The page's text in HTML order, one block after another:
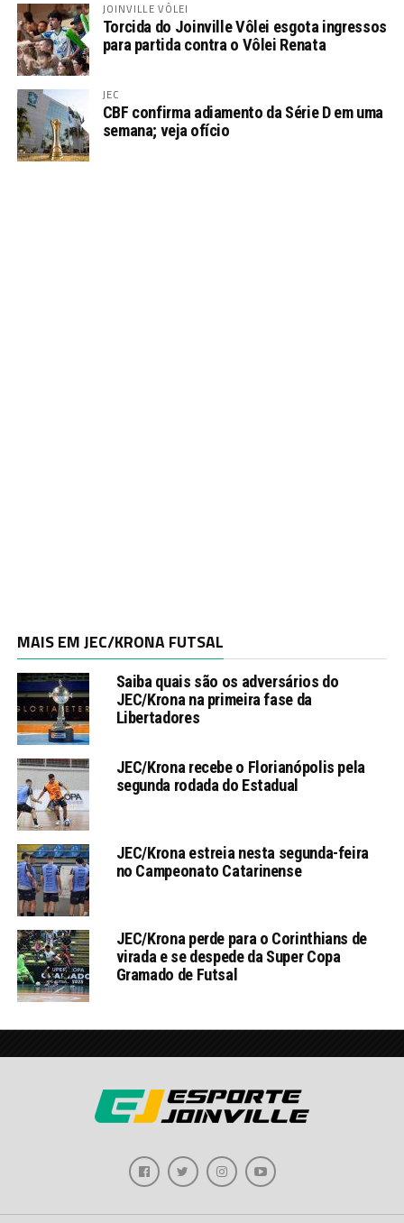
JOINVILLE VÔLEI
Torcida do Joinville Vôlei esgota ingressos
para partida contra o Vôlei Renata
JEC
CBF confirma adiamento da Série D em uma
semana; veja ofício
MAIS EM JEC/KRONA FUTSAL
Saiba quais são os adversários do
JEC/Krona na primeira fase da
Libertadores
JEC/Krona recebe o Florianópolis pela
segunda rodada do Estadual
JEC/Krona estreia nesta segunda-feira
no Campeonato Catarinense
JEC/Krona perde para o Corinthians de
virada e se despede da Super Copa
Gramado de Futsal